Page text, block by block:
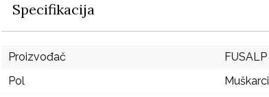
Specifikacija
Proizvođač
FUSALP
Pol
Muškarci